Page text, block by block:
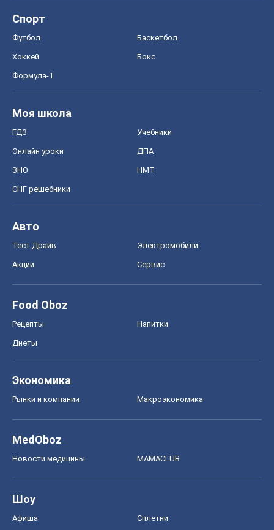
Спорт
Футбол Баскетбол
Хоккей Бокс
Формула-1
Моя школа
ГДЗ Учебники
Онлайн уроки ДПА
ЗНО НМТ
СНГ решебники
Авто
Тест Драйв Электромобили
Акции Сервис
Food Oboz
Рецепты Напитки
Диеты
Экономика
Рынки и компании Mакроэкономика
MedOboz
Новости медицины MAMACLUB
Шоу
Афиша Сплетни